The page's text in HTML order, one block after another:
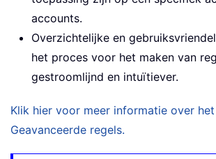
accounts.
Overzichtelijke en
het proces voor het maken van
gestroomlijnd en intuïtiever.
Klik hier voor meer informatie over
Geavanceerde regels.